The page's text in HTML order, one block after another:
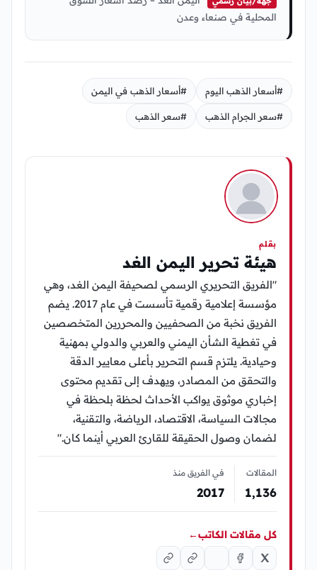
المحلية في صنعاء وعدن
#أسعار الذهب اليوم #أسعار الذهب في اليمن
#سعر الجرام الذهب #سعر الذهب
بقلم
هيئة تحرير اليمن الغد
"الفريق التحريري الرسمي لصحيفة اليمن الغد، وهي
مؤسسة إعلامية رقمية تأسست في عام 2017. يضم
الفريق نخبة من الصحفيين والمحررين المتخصصين
في تغطية الشأن اليمني والعربي والدولي بمهنية
وحيادية. يلتزم قسم التحرير بأعلى معايير الدقة
والتحقق من المصادر، ويهدف إلى تقديم محتوى
إخباري موثوق يواكب الأحداث لحظة بلحظة في
مجالات السياسة، الاقتصاد، الرياضة، والتقنية،
لضمان وصول الحقيقة للقارئ العربي أينما كان."
المقالات
1٬136
في الفريق منذ
2017
كل مقالات الكاتب←